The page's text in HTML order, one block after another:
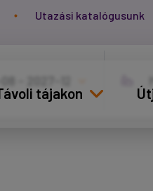
Utazási katalógusunk
tájakon